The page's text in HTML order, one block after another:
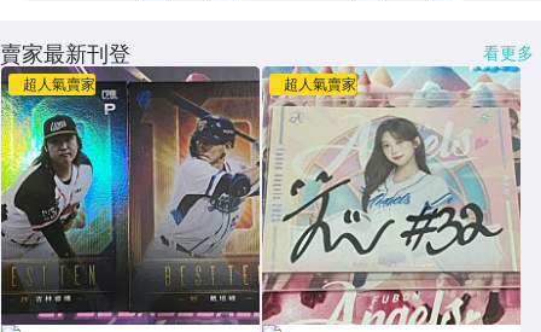
賣家最新刊登 看更多
超人氣賣家 超人氣賣家